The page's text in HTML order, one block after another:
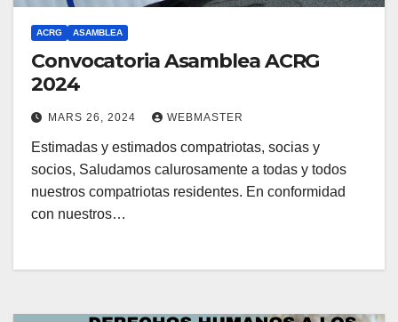
ACRG ASAMBLEA
Convocatoria Asamblea ACRG
2024
MARS 26, 2024 WEBMASTER
Estimadas y estimados compatriotas, socias y
socios, Saludamos calurosamente a todas y todos
nuestros compatriotas residentes. En conformidad
con nuestros…